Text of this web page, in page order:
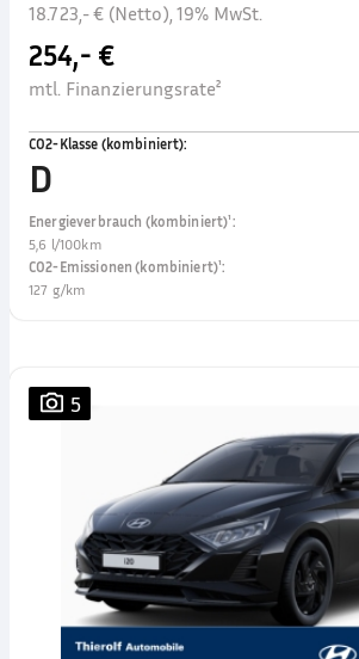
18.723,- € (Netto), 19% MwSt.
254,- €
mtl. Finanzierungsrate²
CO2-Klasse (kombiniert):
D
Energieverbrauch (kombiniert)¹:
5,6 l/100km
CO2-Emissionen (kombiniert)¹:
127 g/km
5